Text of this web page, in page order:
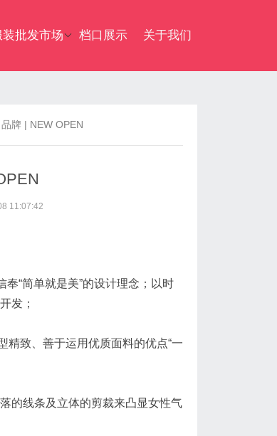
装批发市场 档口展示 关于我们
牌 | NEW OPEN
11:07:42
“简单就是美”的设计理念；以时
发；
精致、善于运用优质面料的优点“一
的线条及立体的剪裁来凸显女性气